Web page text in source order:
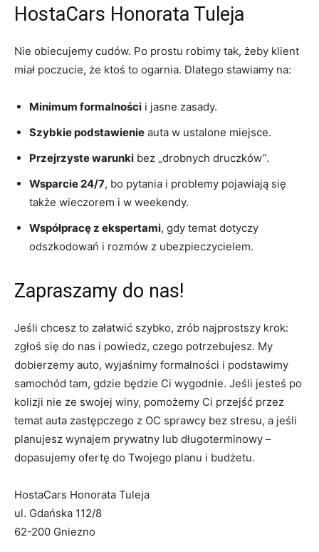
HostaCars Honorata Tuleja
Nie obiecujemy cudów. Po prostu robimy tak, żeby klient
miał poczucie, że ktoś to ogarnia. Dlatego stawiamy na:
Minimum formalności i jasne zasady.
Szybkie podstawienie auta w ustalone miejsce.
Przejrzyste warunki bez „drobnych druczków”.
Wsparcie 24/7, bo pytania i problemy pojawiają się
także wieczorem i w weekendy.
Współpracę z ekspertami, gdy temat dotyczy
odszkodowań i rozmów z ubezpieczycielem.
Zapraszamy do nas!
Jeśli chcesz to załatwić szybko, zrób najprostszy krok:
zgłoś się do nas i powiedz, czego potrzebujesz. My
dobierzemy auto, wyjaśnimy formalności i podstawimy
samochód tam, gdzie będzie Ci wygodnie. Jeśli jesteś po
kolizji nie ze swojej winy, pomożemy Ci przejść przez
temat auta zastępczego z OC sprawcy bez stresu, a jeśli
planujesz wynajem prywatny lub długoterminowy –
dopasujemy ofertę do Twojego planu i budżetu.
HostaCars Honorata Tuleja
ul. Gdańska 112/8
62-200 Gniezno